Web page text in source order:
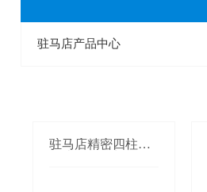
驻马店产品中心
驻马店精密四柱单